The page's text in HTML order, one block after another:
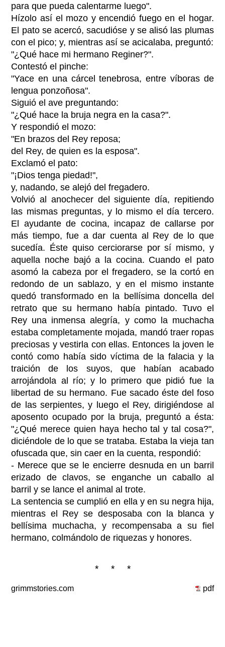
para que pueda calentarme luego".
Hízolo así el mozo y encendió fuego en el hogar.
El pato se acercó, sacudióse y se alisó las plumas
con el pico; y, mientras así se acicalaba, preguntó:
"¿Qué hace mi hermano Reginer?".
Contestó el pinche:
"Yace en una cárcel tenebrosa, entre víboras de
lengua ponzoñosa".
Siguió el ave preguntando:
"¿Qué hace la bruja negra en la casa?".
Y respondió el mozo:
"En brazos del Rey reposa;
del Rey, de quien es la esposa".
Exclamó el pato:
"¡Dios tenga piedad!",
y, nadando, se alejó del fregadero.
Volvió al anochecer del siguiente día, repitiendo
las mismas preguntas, y lo mismo el día tercero.
El ayudante de cocina, incapaz de callarse por
más tiempo, fue a dar cuenta al Rey de lo que
sucedía. Éste quiso cerciorarse por sí mismo, y
aquella noche bajó a la cocina. Cuando el pato
asomó la cabeza por el fregadero, se la cortó en
redondo de un sablazo, y en el mismo instante
quedó transformado en la bellísima doncella del
retrato que su hermano había pintado. Tuvo el
Rey una inmensa alegría, y como la muchacha
estaba completamente mojada, mandó traer ropas
preciosas y vestirla con ellas. Entonces la joven le
contó como había sido víctima de la falacia y la
traición de los suyos, que habían acabado
arrojándola al río; y lo primero que pidió fue la
libertad de su hermano. Fue sacado éste del foso
de las serpientes, y luego el Rey, dirigiéndose al
aposento ocupado por la bruja, preguntó a ésta:
"¿Qué merece quien haya hecho tal y tal cosa?",
diciéndole de lo que se trataba. Estaba la vieja tan
ofuscada que, sin caer en la cuenta, respondió:
- Merece que se le encierre desnuda en un barril
erizado de clavos, se enganche un caballo al
barril y se lance el animal al trote.
La sentencia se cumplió en ella y en su negra hija,
mientras el Rey se desposaba con la blanca y
bellísima muchacha, y recompensaba a su fiel
hermano, colmándolo de riquezas y honores.
* * *
grimmstories.com pdf